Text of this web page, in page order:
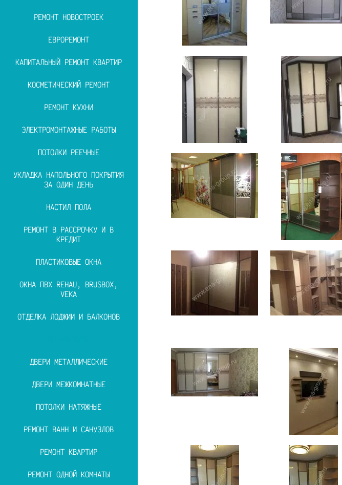
РЕМОНТ НОВОСТРОЕК
ЕВРОРЕМОНТ
КАПИТАЛЬНЫЙ РЕМОНТ КВАРТИР
КОСМЕТИЧЕСКИЙ РЕМОНТ
РЕМОНТ КУХНИ
ЭЛЕКТРОМОНТАЖНЫЕ РАБОТЫ
ПОТОЛКИ РЕЕЧНЫЕ
УКЛАДКА НАПОЛЬНОГО ПОКРЫТИЯ
ЗА ОДИН ДЕНЬ
НАСТИЛ ПОЛА
РЕМОНТ В РАССРОЧКУ И В
КРЕДИТ
ПЛАСТИКОВЫЕ ОКНА
ОКНА ПВХ REHAU, BRUSBOX,
VEKA
ОТДЕЛКА ЛОДЖИИ И БАЛКОНОВ
ДВЕРИ МЕТАЛЛИЧЕСКИЕ
ДВЕРИ МЕЖКОМНАТНЫЕ
ПОТОЛКИ НАТЯЖНЫЕ
РЕМОНТ ВАНН И САНУЗЛОВ
РЕМОНТ КВАРТИР
РЕМОНТ ОДНОЙ КОМНАТЫ